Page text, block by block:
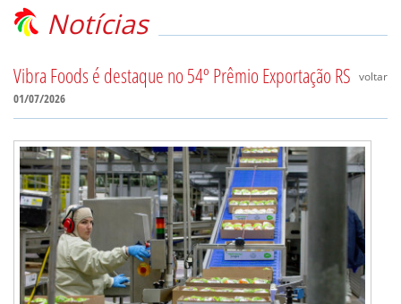
Notícias
Vibra Foods é destaque no 54º Prêmio Exportação RS
01/07/2026
voltar